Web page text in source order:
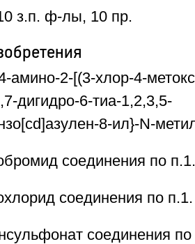
з.п. ф-лы, 10 пр.
2-[(3-хлор-4-
дигидро-6-тиа-1,2,3,5-
8-ил}-N-
соединения по п.1.
соединения по п.1.
соединения по